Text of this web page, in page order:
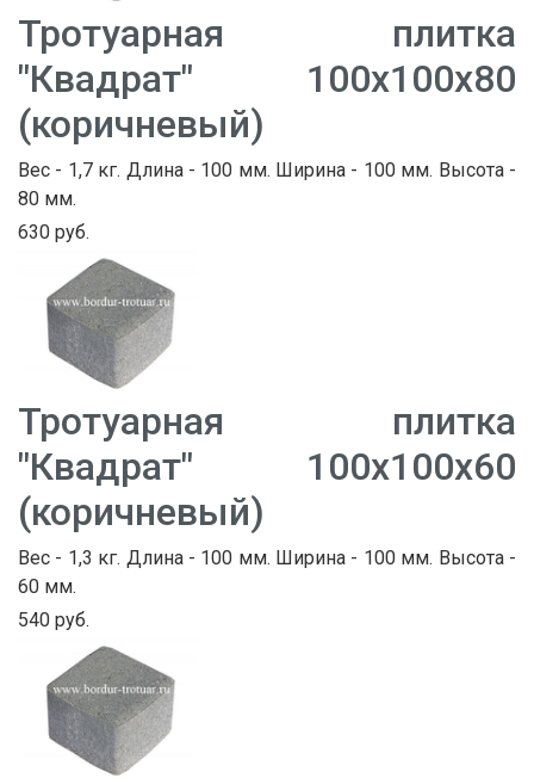
Тротуарная плитка
"Квадрат" 100х100х80
(коричневый)
Вес - 1,7 кг. Длина - 100 мм. Ширина - 100 мм. Высота -
80 мм.
630 руб.
Тротуарная плитка
"Квадрат" 100х100х60
(коричневый)
Вес - 1,3 кг. Длина - 100 мм. Ширина - 100 мм. Высота -
60 мм.
540 руб.